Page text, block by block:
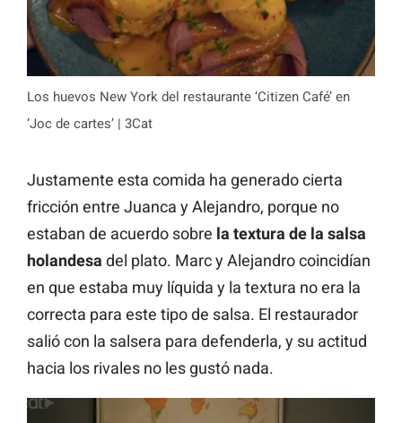
Los huevos New York del restaurante ‘Citizen Café’ en
‘Joc de cartes’ | 3Cat
Justamente esta comida ha generado cierta
fricción entre Juanca y Alejandro, porque no
estaban de acuerdo sobre la textura de la salsa
holandesa del plato. Marc y Alejandro coincidían
en que estaba muy líquida y la textura no era la
correcta para este tipo de salsa. El restaurador
salió con la salsera para defenderla, y su actitud
hacia los rivales no les gustó nada.